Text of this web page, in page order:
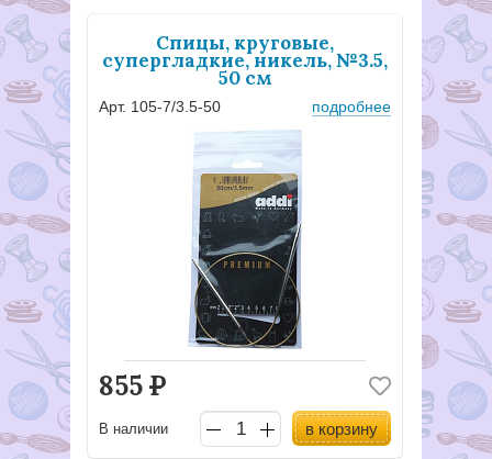
Спицы, круговые,
супергладкие, никель, №3.5,
50 см
Арт. 105-7/3.5-50 подробнее
855Р
В наличии в корзину